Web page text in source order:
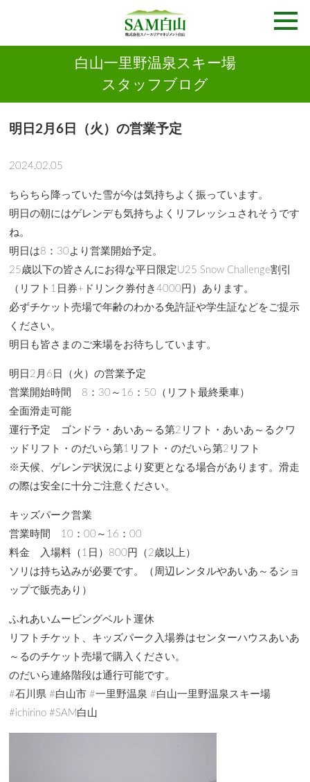
白山一里野温泉スキー場
スタッフブログ
明日2月6日（火）の営業予定
2024.02.05
ちらちら降っていた雪が今は気持ちよく振っています。
明日の朝にはゲレンデも気持ちよくリフレッシュされそうです
ね。
明日は8：30より営業開始予定。
25歳以下の皆さんにお得な平日限定U25 Snow Challenge割引
（リフト1日券+ドリンク券付き4000円）あります。
必ずチケット売場で年齢のわかる免許証や学生証などをご提示
ください。
明日も皆さまのご来場をお待ちしています。
明日2月6日（火）の営業予定
営業開始時間 8：30～16：50（リフト最終乗車）
全面滑走可能
運行予定 ゴンドラ・あいあ～る第2リフト・あいあ～るクワ
ッドリフト・のだいら第1リフト・のだいら第2リフト
※天候、ゲレンデ状況により変更となる場合があります。滑走
の際は安全に十分ご注意ください。
キッズパーク営業
営業時間 10：00～16：00
料金 入場料（1日）800円（2歳以上）
ソリは持ち込みが必要です。（周辺レンタルやあいあ～るショ
ップで販売あり）
ふれあいムービングベルト運休
リフトチケット、キッズパーク入場券はセンターハウスあいあ
～るのチケット売場で購入ください。
のだいら連絡階段は通行可能です。
#石川県 #白山市 #一里野温泉 #白山一里野温泉スキー場
#ichirino #SAM白山